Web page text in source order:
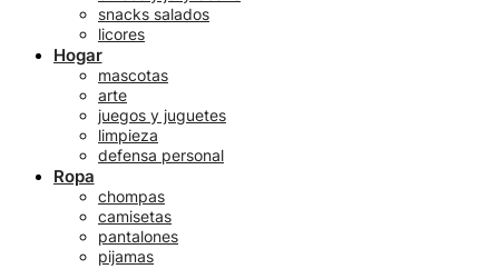
snacks salados
licores
Hogar
mascotas
arte
juegos y juguetes
limpieza
defensa personal
Ropa
chompas
camisetas
pantalones
pijamas